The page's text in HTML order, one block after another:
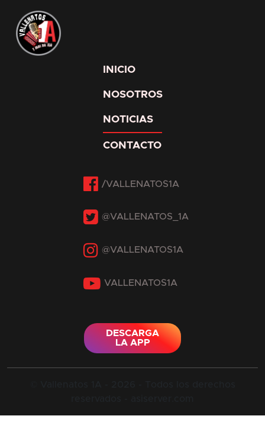
INICIO
NOSOTROS
NOTICIAS
CONTACTO
DESCARGA
LA APP